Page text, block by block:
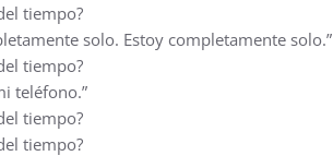
tiempo?
solo. Estoy completamente solo.”
tiempo?
teléfono.”
tiempo?
tiempo?